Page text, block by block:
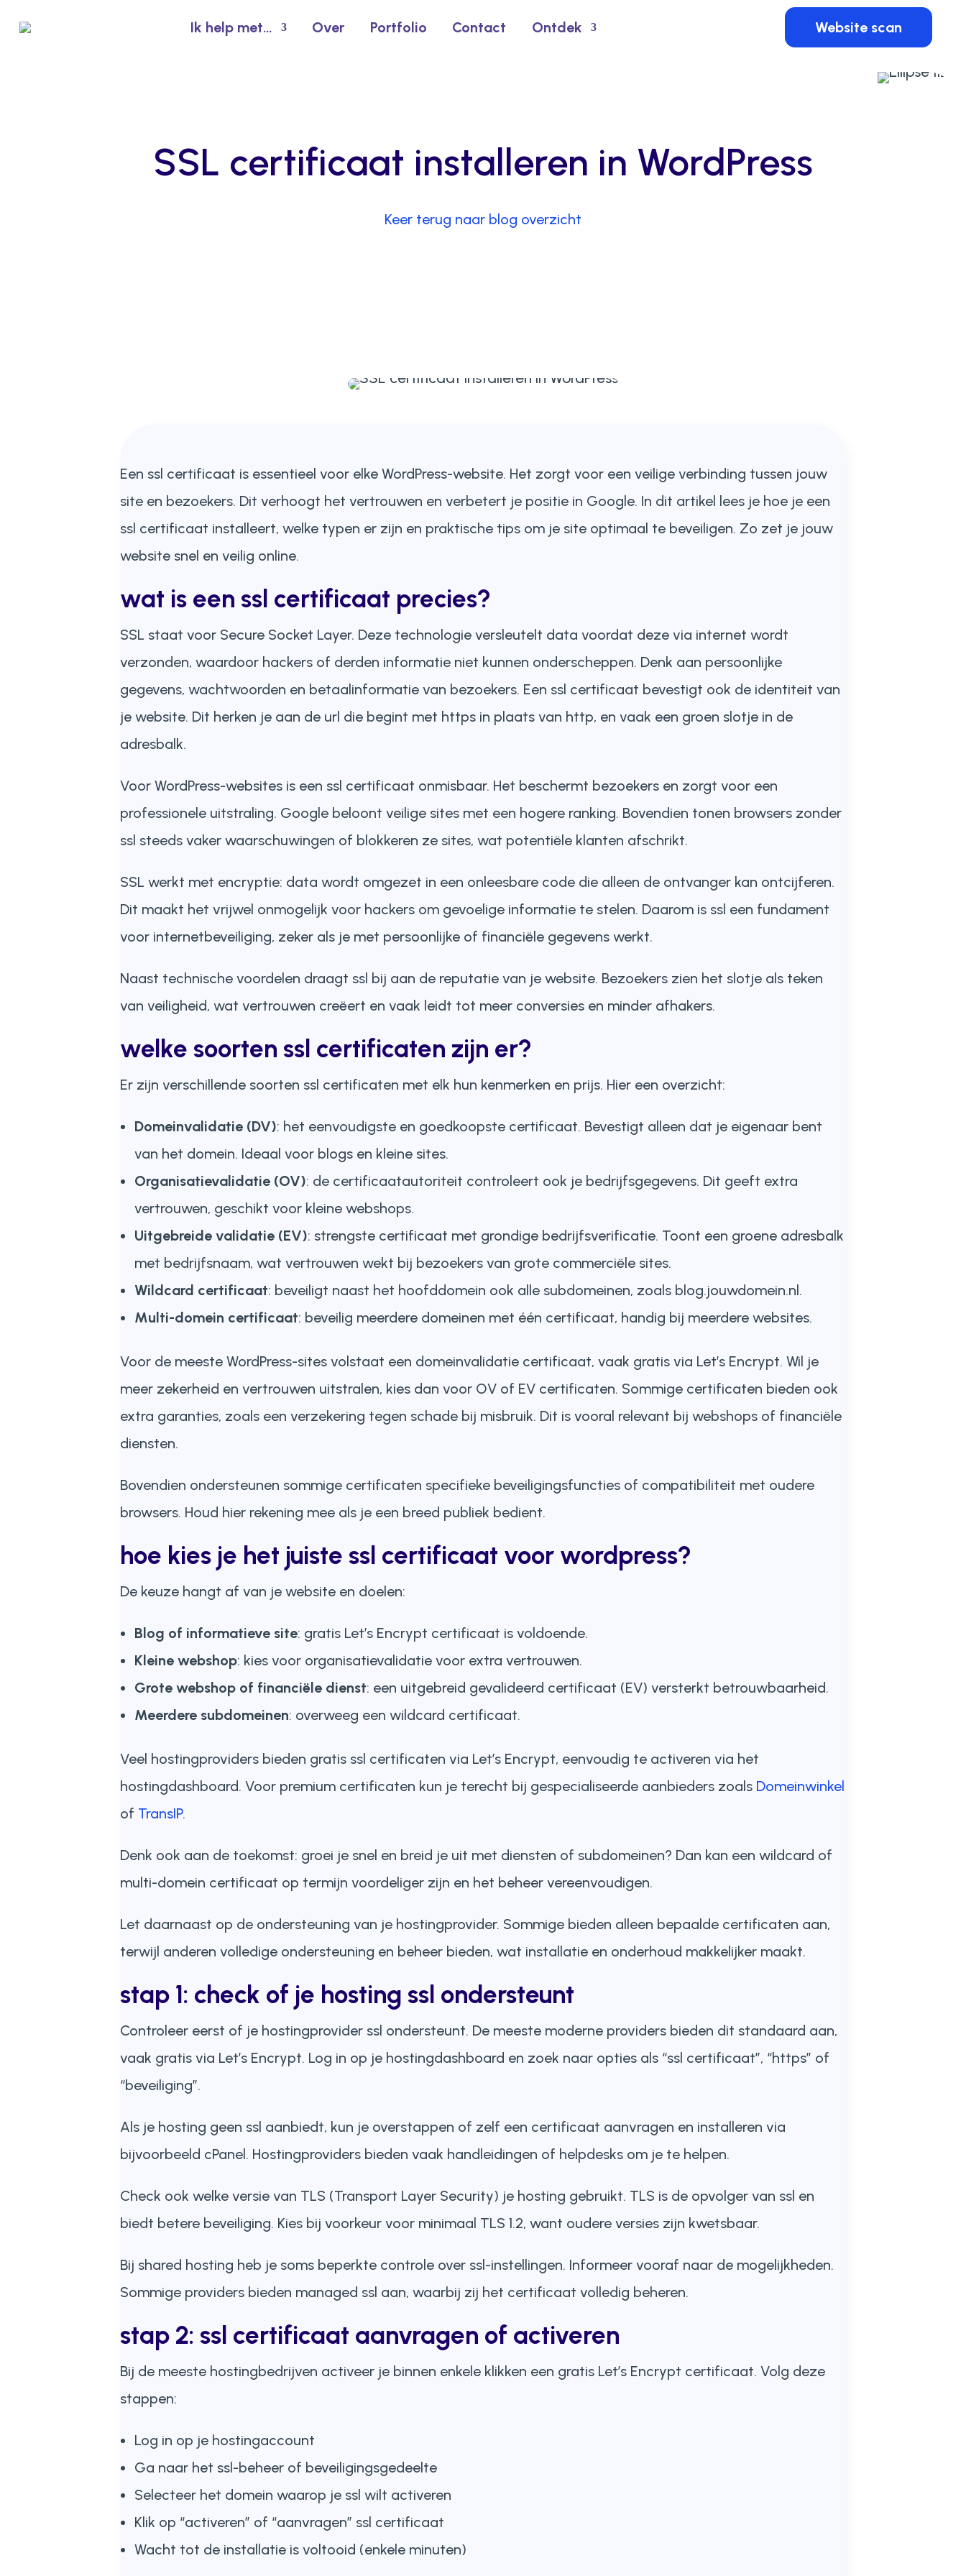
Ik help met… Over Portfolio Contact Ontdek Website scan
SSL certificaat installeren in WordPress
Keer terug naar blog overzicht
Een ssl certificaat is essentieel voor elke WordPress-website. Het zorgt voor een veilige verbinding tussen jouw
site en bezoekers. Dit verhoogt het vertrouwen en verbetert je positie in Google. In dit artikel lees je hoe je een
ssl certificaat installeert, welke typen er zijn en praktische tips om je site optimaal te beveiligen. Zo zet je jouw
website snel en veilig online.
wat is een ssl certificaat precies?
SSL staat voor Secure Socket Layer. Deze technologie versleutelt data voordat deze via internet wordt
verzonden, waardoor hackers of derden informatie niet kunnen onderscheppen. Denk aan persoonlijke
gegevens, wachtwoorden en betaalinformatie van bezoekers. Een ssl certificaat bevestigt ook de identiteit van
je website. Dit herken je aan de url die begint met https in plaats van http, en vaak een groen slotje in de
adresbalk.
Voor WordPress-websites is een ssl certificaat onmisbaar. Het beschermt bezoekers en zorgt voor een
professionele uitstraling. Google beloont veilige sites met een hogere ranking. Bovendien tonen browsers zonder
ssl steeds vaker waarschuwingen of blokkeren ze sites, wat potentiële klanten afschrikt.
SSL werkt met encryptie: data wordt omgezet in een onleesbare code die alleen de ontvanger kan ontcijferen.
Dit maakt het vrijwel onmogelijk voor hackers om gevoelige informatie te stelen. Daarom is ssl een fundament
voor internetbeveiliging, zeker als je met persoonlijke of financiële gegevens werkt.
Naast technische voordelen draagt ssl bij aan de reputatie van je website. Bezoekers zien het slotje als teken
van veiligheid, wat vertrouwen creëert en vaak leidt tot meer conversies en minder afhakers.
welke soorten ssl certificaten zijn er?
Er zijn verschillende soorten ssl certificaten met elk hun kenmerken en prijs. Hier een overzicht:
Domeinvalidatie (DV): het eenvoudigste en goedkoopste certificaat. Bevestigt alleen dat je eigenaar bent
van het domein. Ideaal voor blogs en kleine sites.
Organisatievalidatie (OV): de certificaatautoriteit controleert ook je bedrijfsgegevens. Dit geeft extra
vertrouwen, geschikt voor kleine webshops.
Uitgebreide validatie (EV): strengste certificaat met grondige bedrijfsverificatie. Toont een groene adresbalk
met bedrijfsnaam, wat vertrouwen wekt bij bezoekers van grote commerciële sites.
Wildcard certificaat: beveiligt naast het hoofddomein ook alle subdomeinen, zoals blog.jouwdomein.nl.
Multi-domein certificaat: beveilig meerdere domeinen met één certificaat, handig bij meerdere websites.
Voor de meeste WordPress-sites volstaat een domeinvalidatie certificaat, vaak gratis via Let’s Encrypt. Wil je
meer zekerheid en vertrouwen uitstralen, kies dan voor OV of EV certificaten. Sommige certificaten bieden ook
extra garanties, zoals een verzekering tegen schade bij misbruik. Dit is vooral relevant bij webshops of financiële
diensten.
Bovendien ondersteunen sommige certificaten specifieke beveiligingsfuncties of compatibiliteit met oudere
browsers. Houd hier rekening mee als je een breed publiek bedient.
hoe kies je het juiste ssl certificaat voor wordpress?
De keuze hangt af van je website en doelen:
Blog of informatieve site: gratis Let’s Encrypt certificaat is voldoende.
Kleine webshop: kies voor organisatievalidatie voor extra vertrouwen.
Grote webshop of financiële dienst: een uitgebreid gevalideerd certificaat (EV) versterkt betrouwbaarheid.
Meerdere subdomeinen: overweeg een wildcard certificaat.
Veel hostingproviders bieden gratis ssl certificaten via Let’s Encrypt, eenvoudig te activeren via het
hostingdashboard. Voor premium certificaten kun je terecht bij gespecialiseerde aanbieders zoals Domeinwinkel
of TransIP.
Denk ook aan de toekomst: groei je snel en breid je uit met diensten of subdomeinen? Dan kan een wildcard of
multi-domein certificaat op termijn voordeliger zijn en het beheer vereenvoudigen.
Let daarnaast op de ondersteuning van je hostingprovider. Sommige bieden alleen bepaalde certificaten aan,
terwijl anderen volledige ondersteuning en beheer bieden, wat installatie en onderhoud makkelijker maakt.
stap 1: check of je hosting ssl ondersteunt
Controleer eerst of je hostingprovider ssl ondersteunt. De meeste moderne providers bieden dit standaard aan,
vaak gratis via Let’s Encrypt. Log in op je hostingdashboard en zoek naar opties als “ssl certificaat”, “https” of
“beveiliging”.
Als je hosting geen ssl aanbiedt, kun je overstappen of zelf een certificaat aanvragen en installeren via
bijvoorbeeld cPanel. Hostingproviders bieden vaak handleidingen of helpdesks om je te helpen.
Check ook welke versie van TLS (Transport Layer Security) je hosting gebruikt. TLS is de opvolger van ssl en
biedt betere beveiliging. Kies bij voorkeur voor minimaal TLS 1.2, want oudere versies zijn kwetsbaar.
Bij shared hosting heb je soms beperkte controle over ssl-instellingen. Informeer vooraf naar de mogelijkheden.
Sommige providers bieden managed ssl aan, waarbij zij het certificaat volledig beheren.
stap 2: ssl certificaat aanvragen of activeren
Bij de meeste hostingbedrijven activeer je binnen enkele klikken een gratis Let’s Encrypt certificaat. Volg deze
stappen:
Log in op je hostingaccount
Ga naar het ssl-beheer of beveiligingsgedeelte
Selecteer het domein waarop je ssl wilt activeren
Klik op “activeren” of “aanvragen” ssl certificaat
Wacht tot de installatie is voltooid (enkele minuten)